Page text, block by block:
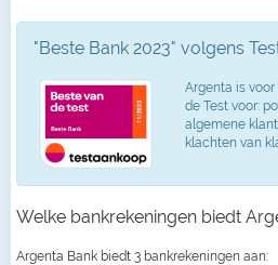
"Beste Bank 2023" volgens
Argenta is
de Test voor:
algemene
klachten van
Welke bankrekeningen biedt
Argenta Bank biedt 3 bankrekeningen aan: